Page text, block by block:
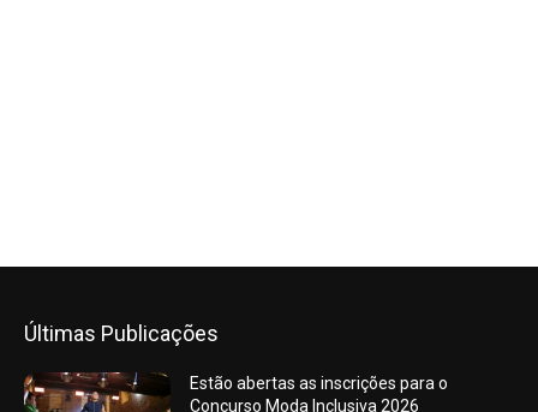
Últimas Publicações
Estão abertas as inscrições para o
Concurso Moda Inclusiva 2026